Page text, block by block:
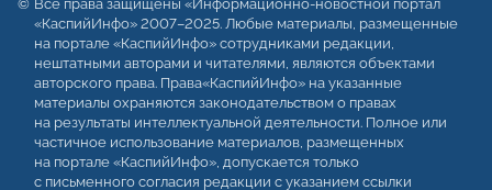
Все права защищены «Информационно-новостной портал
«КаспийИнфо» 2007–2025. Любые материалы, размещенные
на портале «КаспийИнфо» сотрудниками редакции,
нештатными авторами и читателями, являются объектами
авторского права. Права«КаспийИнфо» на указанные
материалы охраняются законодательством о правах
на результаты интеллектуальной деятельности. Полное или
частичное использование материалов, размещенных
на портале «КаспийИнфо», допускается только
с письменного согласия редакции с указанием ссылки